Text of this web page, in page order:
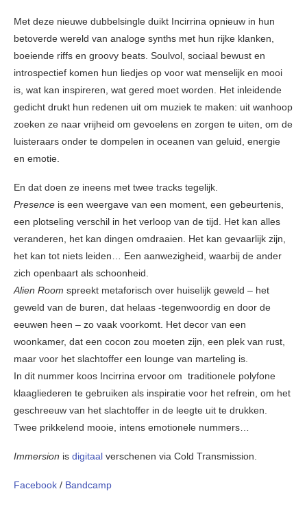
Met deze nieuwe dubbelsingle duikt Incirrina opnieuw in hun
betoverde wereld van analoge synths met hun rijke klanken,
boeiende riffs en groovy beats. Soulvol, sociaal bewust en
introspectief komen hun liedjes op voor wat menselijk en mooi
is, wat kan inspireren, wat gered moet worden. Het inleidende
gedicht drukt hun redenen uit om muziek te maken: uit wanhoop
zoeken ze naar vrijheid om gevoelens en zorgen te uiten, om de
luisteraars onder te dompelen in oceanen van geluid, energie
en emotie.
En dat doen ze ineens met twee tracks tegelijk.
Presence is een weergave van een moment, een gebeurtenis,
een plotseling verschil in het verloop van de tijd. Het kan alles
veranderen, het kan dingen omdraaien. Het kan gevaarlijk zijn,
het kan tot niets leiden… Een aanwezigheid, waarbij de ander
zich openbaart als schoonheid.
Alien Room spreekt metaforisch over huiselijk geweld – het
geweld van de buren, dat helaas -tegenwoordig en door de
eeuwen heen – zo vaak voorkomt. Het decor van een
woonkamer, dat een cocon zou moeten zijn, een plek van rust,
maar voor het slachtoffer een lounge van marteling is.
In dit nummer koos Incirrina ervoor om traditionele polyfone
klaagliederen te gebruiken als inspiratie voor het refrein, om het
geschreeuw van het slachtoffer in de leegte uit te drukken.
Twee prikkelend mooie, intens emotionele nummers…
Immersion is digitaal verschenen via Cold Transmission.
Facebook / Bandcamp